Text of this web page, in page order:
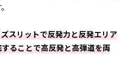
スリットで反発力と反発エリア
ることで高反発と高弾道を両